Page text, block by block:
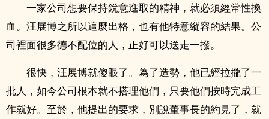
一家公司想要保持銳意進取的精神，就必須經常性換
血。汪展博之所以這麼出格，也有他特意縱容的結果。公
司裡面很多德不配位的人，正好可以送走一撥。
很快，汪展博就傻眼了。為了造勢，他已經拉攏了一
批人，如今公司根本就不搭理他們，只要他們按時完成工
作就好。至於，他提出的要求，別說董事長的約見了，就